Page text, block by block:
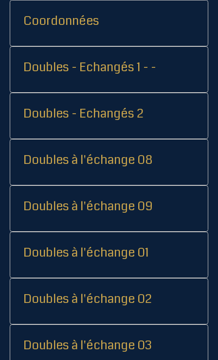
Coordonnées
Doubles - Echangés 1 - -
Doubles - Echangés 2
Doubles à l'échange 08
Doubles à l'échange 09
Doubles à l'échange 01
Doubles à l'échange 02
Doubles à l'échange 03